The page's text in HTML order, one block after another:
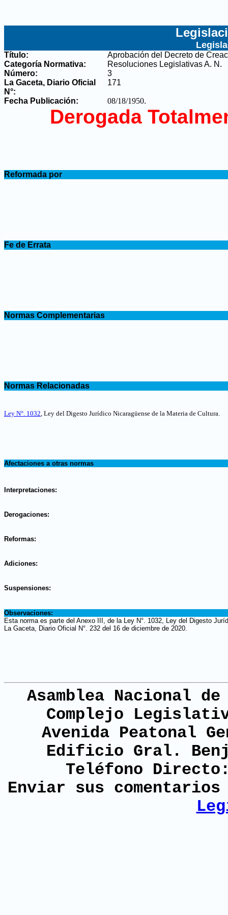
Título:
Aprobación del Decreto de
Categoría Normativa:
Resoluciones Legislativas A. N.
Número:
3
La Gaceta, Diario Oficial
N°:
171
Fecha Publicación: 08/18/1950.
Derogada
Reformada por
Fe de Errata
Normas Complementarias
Normas Relacionadas
Ley N°. 1032, Ley del Digesto Jurídico Nicaragüense de la Materia de Cultura.
Afectaciones a otras normas
Interpretaciones:
Derogaciones:
Reformas:
Adiciones:
Suspensiones:
Observaciones:
Esta norma es parte del Anexo III, de la Ley N°. 1032, Ley del Digesto
La Gaceta, Diario Oficial N°. 232 del 16 de diciembre de 2020.
Asamblea Nacional
Complejo
Avenida Peatonal
Edificio Gral.
Teléfono
Enviar sus